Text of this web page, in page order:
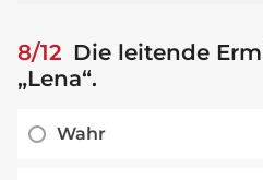
8/12 Die leitende
„Lena“.
Wahr